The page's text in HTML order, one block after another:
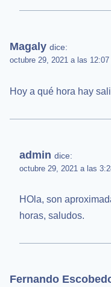
Magaly dice:
octubre 29, 2021 a las 12:07
Hoy a qué hora hay
admin dice:
octubre 29, 2021 a las
HOla, son
horas, saludos.
Fernando